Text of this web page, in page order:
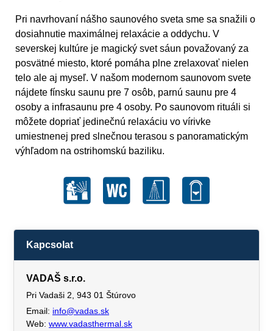
Pri navrhovaní nášho saunového sveta sme sa snažili o
dosiahnutie maximálnej relaxácie a oddychu. V
severskej kultúre je magický svet sáun považovaný za
posvätné miesto, ktoré pomáha plne zrelaxovať nielen
telo ale aj myseľ. V našom modernom saunovom svete
nájdete fínsku saunu pre 7 osôb, parnú saunu pre 4
osoby a infrasaunu pre 4 osoby. Po saunovom rituáli si
môžete dopriať jedinečnú relaxáciu vo vírivke
umiestnenej pred slnečnou terasou s panoramatickým
výhľadom na ostrihomskú baziliku.
Kapcsolat
VADAŠ s.r.o.
Pri Vadaši 2, 943 01 Štúrovo
Email: info@vadas.sk
Web: www.vadasthermal.sk